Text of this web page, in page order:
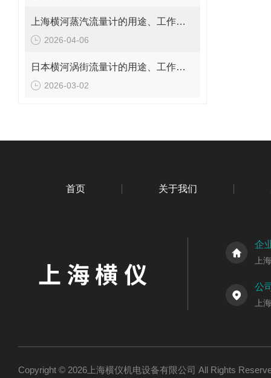
上海横河蒸汽流量计的用途、工作原理与使用注意事项
2026-04-06
日本横河涡街流量计的用途、工作原理与使用注意事项
2026-03-02
首页 关于我们
企
上
公
上
Copyright © 2026上海横仪机电设备有限公司 All Rights